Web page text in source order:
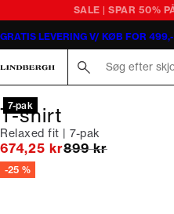
SALE | SPAR 50%
GRATIS LEVERING V/ KØB FOR 499,-
7-pak
T-shirt
Relaxed fit | 7-pak
674,25 krI alt (uden rabat)
899 kr
-25 %